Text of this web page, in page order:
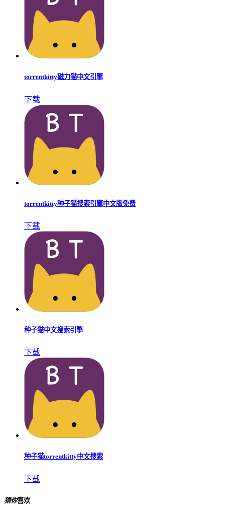
torrentkitty磁力猫中文引擎
下载
torrentkitty种子猫搜索引擎中文版免费
下载
种子猫中文搜索引擎
下载
种子猫torrentkitty中文搜索
下载
猜你喜欢